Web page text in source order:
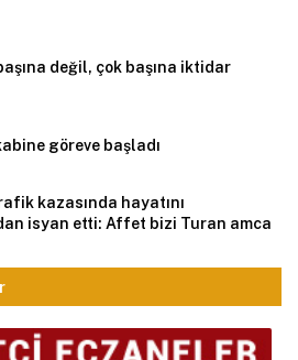
değil, çok başına iktidar
göreve başladı
kazasında hayatını
isyan etti: Affet bizi Turan amca